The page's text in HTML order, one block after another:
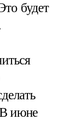
будет
июне